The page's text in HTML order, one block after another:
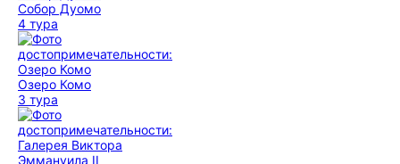
Собор Дуомо
4 тура
Озеро Комо
3 тура